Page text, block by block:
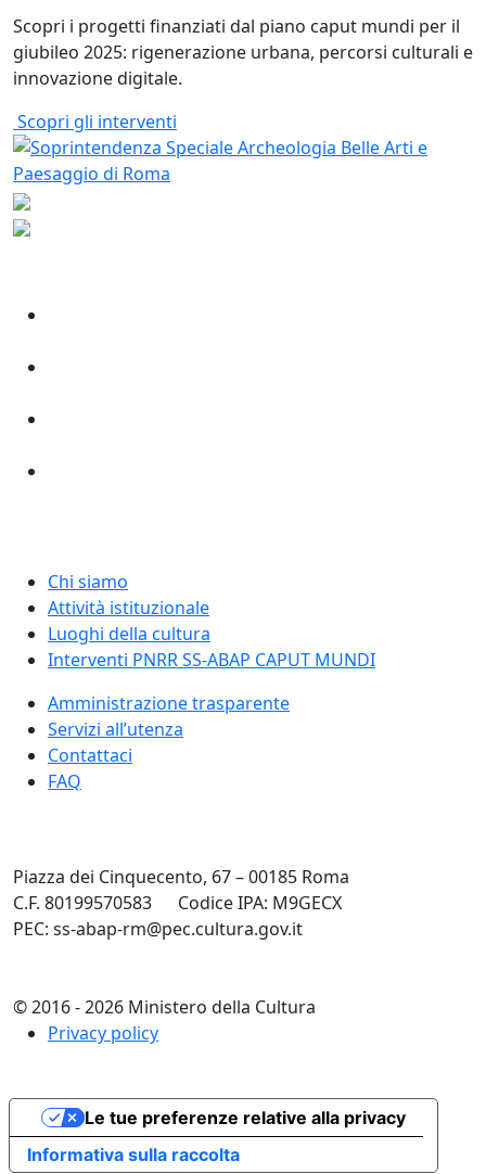
Scopri i progetti finanziati dal piano caput mundi per il
giubileo 2025: rigenerazione urbana, percorsi culturali e
innovazione digitale.
Scopri gli interventi
Chi siamo
Attività istituzionale
Luoghi della cultura
Interventi PNRR SS-ABAP CAPUT MUNDI
Amministrazione trasparente
Servizi all’utenza
Contattaci
FAQ
Piazza dei Cinquecento, 67 – 00185 Roma
C.F. 80199570583
Codice IPA: M9GECX
PEC: ss-abap-rm@pec.cultura.gov.it
© 2016 - 2026 Ministero della Cultura
Privacy policy
Informativa sulla raccolta
Le tue preferenze relative alla privacy